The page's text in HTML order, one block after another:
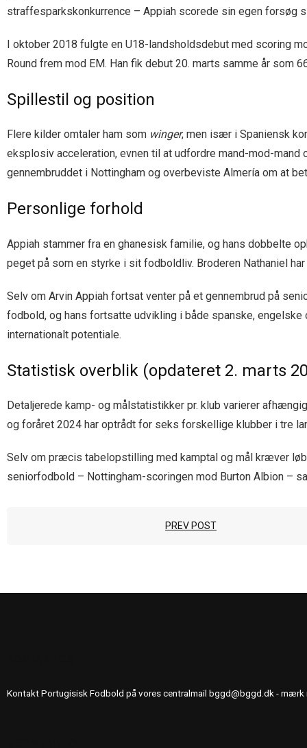
straffesparkskonkurrence – Appiah scorede sin egen forsøg
I oktober 2018 fulgte en U18-landsholdsdebut med scoring
Round frem mod EM. Han fik debut 20. marts samme år som
Spillestil og position
Flere kilder omtaler ham som winger, men især i Spaniensk
eksplosiv acceleration, evnen til at udfordre mand-mod-
gennembruddet i Nottingham og overbeviste Almería om at
Personlige forhold
Appiah stammer fra en ghanesisk familie, og hans dobbelte
peget på som en styrke i sit fodboldliv. Broderen Nathaniel
Selv om Arvin Appiah fortsat venter på et gennembrud på
fodbold, og hans fortsatte udvikling i både spanske,
internationalt potentiale.
Statistisk overblik (opdateret 2. marts
Detaljerede kamp- og målstatistikker pr. klub varierer
og foråret 2024 har optrådt for seks forskellige klubber i tre
Selv om præcis tabelopstilling med kamptal og mål kræver
seniorfodbold – Nottingham-scoringen mod Burton Albion –
PREV POST
Kontakt Portugisisk Fodbold på vores centralmail bggd@bggd.dk - mærk